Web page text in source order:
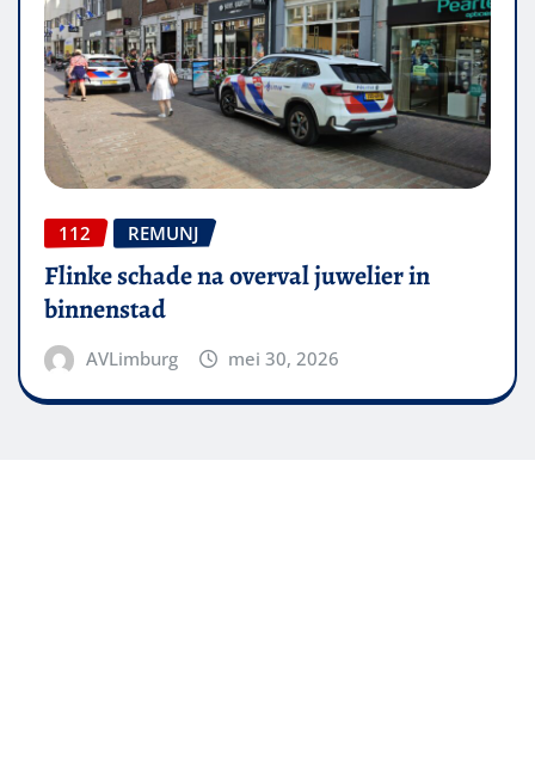
112 REMUNJ
Flinke schade na overval juwelier in
binnenstad
AVLimburg mei 30, 2026